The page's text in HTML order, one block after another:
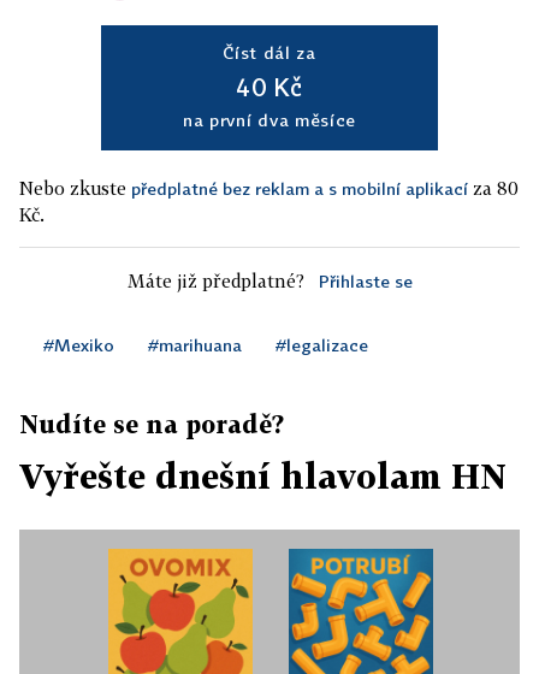
Číst dál za
40 Kč
na první dva měsíce
Nebo zkuste předplatné bez reklam a s mobilní aplikací za 80
Kč.
Máte již předplatné? Přihlaste se
#Mexiko #marihuana #legalizace
Nudíte se na poradě?
Vyřešte dnešní hlavolam HN